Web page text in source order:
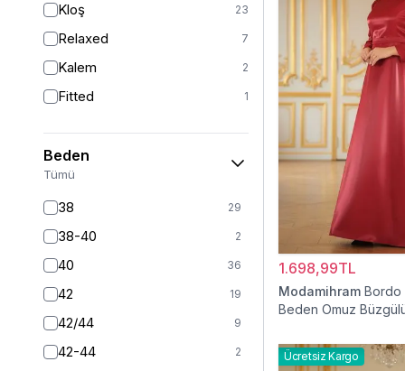
Kloş 23
Relaxed 7
Kalem 2
Fitted 1
Beden
Tümü
38 29
38-40 2
40 36
42 19
42/44 9
42-44 2
1.698,99TL
Modamihram Bordo
Beden Omuz
Ücretsiz Kargo